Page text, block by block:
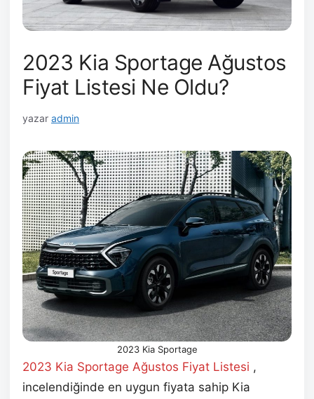
2023 Kia Sportage Ağustos
Fiyat Listesi Ne Oldu?
yazar admin
2023 Kia Sportage
2023 Kia Sportage Ağustos Fiyat Listesi ,
incelendiğinde en uygun fiyata sahip Kia